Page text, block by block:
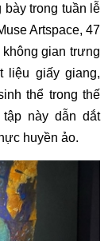
bày trong tuần lễ
Artspace, 47
gian trưng
liệu giấy giang,
thể trong thế
này dẫn dắt
huyền ảo.